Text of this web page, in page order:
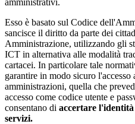
amministrativi.
Esso è basato sul Codice
sancisce il diritto da parte dei
Amministrazione, utilizzando gli
ICT in alternativa alle modalità
cartacei. In particolare tale
garantire in modo sicuro
amministrazioni, quella che
accesso come codice utente e
consentano di accertare
servizi.